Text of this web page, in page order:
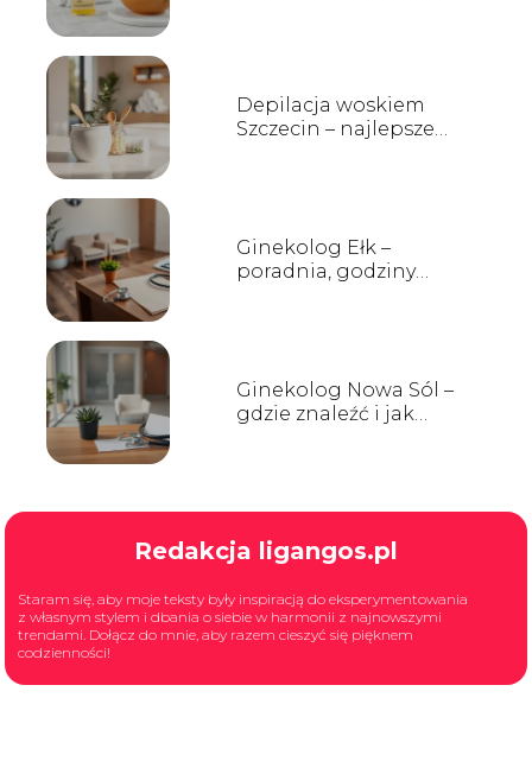
Depilacja woskiem
Szczecin – najlepsze
Ginekolog Ełk –
poradnia, godziny
Ginekolog Nowa Sól –
gdzie znaleźć i jak
Redakcja ligangos.pl
Staram się, aby moje teksty były inspiracją do eksperymentowania
z własnym stylem i dbania o siebie w harmonii z najnowszymi
trendami. Dołącz do mnie, aby razem cieszyć się pięknem
codzienności!